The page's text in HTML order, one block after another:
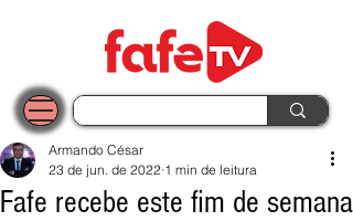
Fafe recebe este fim de semana
Armando César
23 de jun. de 2022 1 min de leitura